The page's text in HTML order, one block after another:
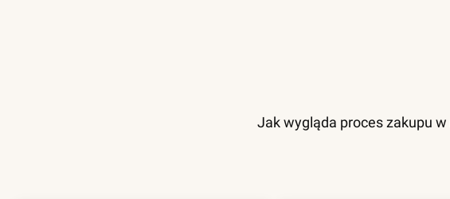
Jak wygląda proces zakupu